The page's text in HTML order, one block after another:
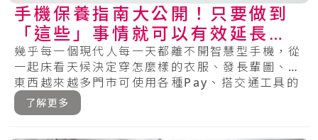
手機保養指南大公開！只要做到
「這些」事情就可以有效延長手
機的壽命～
幾乎每一個現代人每一天都離不開智慧型手機，從
一起床看天候決定穿怎麼樣的衣服、發長輩圖、買
東西越來越多門市可使用各種Pay、搭交通工具的
時.....
了解更多